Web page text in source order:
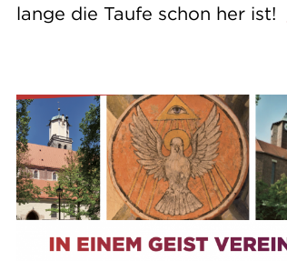
lange die Taufe schon her ist!